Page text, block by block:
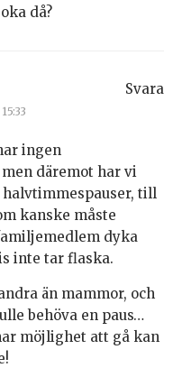
då?
ingen
däremot har vi
till
kanske måste
dyka
inte tar flaska.
än mammor, och
behöva en paus…
möjlighet att gå kan
Svara